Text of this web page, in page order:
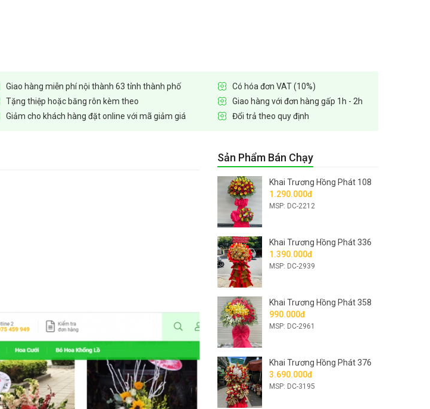
Giao hàng miễn phí nội thành 63 tỉnh thành phố
Có hóa đơn VAT (10%)
Tặng thiệp hoặc băng rôn kèm theo
Giao hàng với đơn hàng gấp 1h - 2h
Giảm cho khách hàng đặt online với mã giảm giá
Đổi trả theo quy định
Sản Phẩm Bán Chạy
Khai Trương Hồng Phát 108
1.290.000đ
MSP: DC-2212
Khai Trương Hồng Phát 336
1.390.000đ
MSP: DC-2939
Khai Trương Hồng Phát 358
990.000đ
MSP: DC-2961
Khai Trương Hồng Phát 376
3.690.000đ
MSP: DC-3195